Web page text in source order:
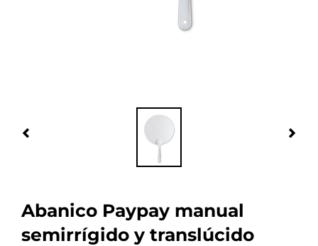
Abanico Paypay manual
semirrígido y translúcido